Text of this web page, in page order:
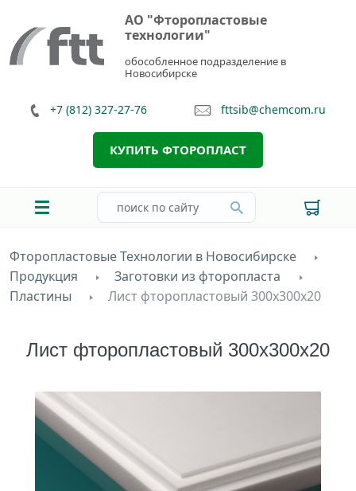
АО "Фторопластовые
технологии"
обособленное подразделение в
Новосибирске
+7 (812) 327-27-76 fttsib@chemcom.ru
КУПИТЬ ФТОРОПЛАСТ
Фторопластовые Технологии в Новосибирске
Продукция
Заготовки из фторопласта
Пластины
Лист фторопластовый 300х300х20
Лист фторопластовый 300х300х20